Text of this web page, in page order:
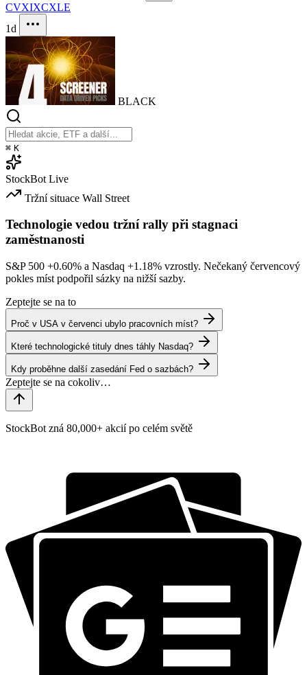
CVXIXCXLE
1d
BLACK
⌘ K
StockBot Live
Tržní situace Wall Street
Technologie vedou tržní rally při stagnaci
zaměstnanosti
S&P 500 +0.60% a Nasdaq +1.18% vzrostly. Nečekaný červencový
pokles míst podpořil sázky na nižší sazby.
Zeptejte se na to
Proč v USA v červenci ubylo pracovních míst?
Které technologické tituly dnes táhly Nasdaq?
Kdy proběhne další zasedání Fed o sazbách?
StockBot zná 80,000+ akcií po celém světě